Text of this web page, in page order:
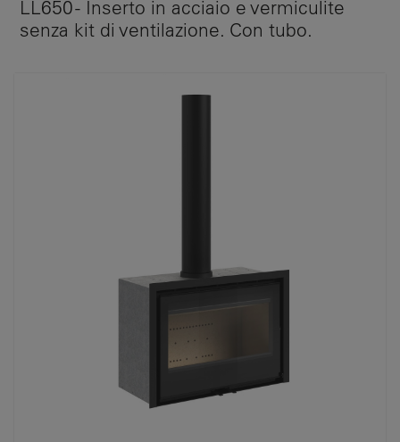
LL650 - Inserto in acciaio e vermiculite
senza kit di ventilazione. Con tubo.